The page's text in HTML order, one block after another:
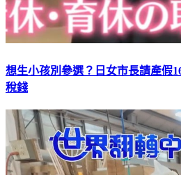
想生小孩別參選？日女市長請產
稅錢